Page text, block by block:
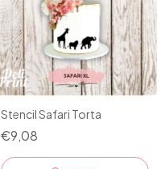
Stencil Safari Torta
€9,08